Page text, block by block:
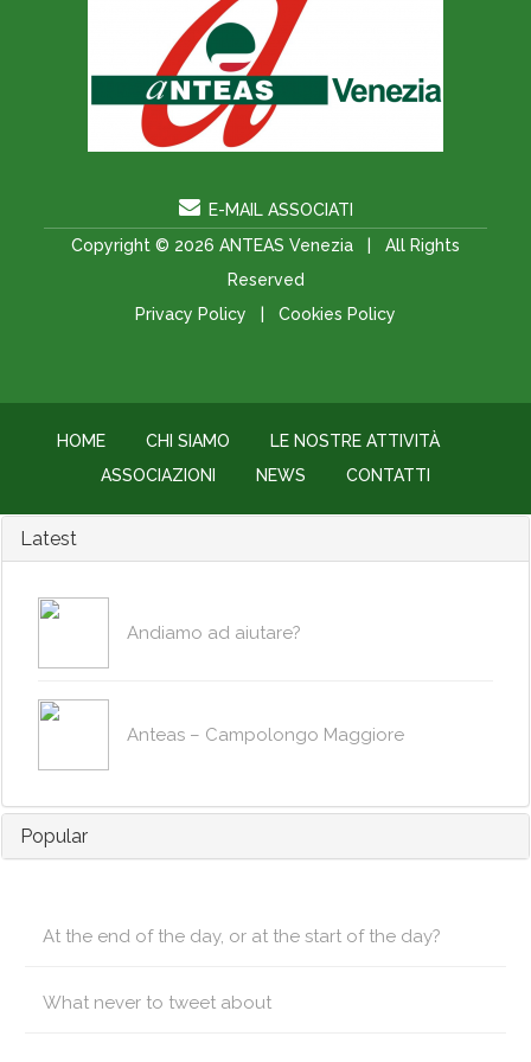
E-MAIL ASSOCIATI
Copyright © 2026 ANTEAS Venezia | All Rights
Reserved
Privacy Policy
Cookies Policy
HOME CHI SIAMO
LE NOSTRE ATTIVITÀ
ASSOCIAZIONI
NEWS CONTATTI
Latest
Andiamo ad aiutare?
Anteas – Campolongo Maggiore
Popular
At the end of the day, or at the start of the day?
What never to tweet about